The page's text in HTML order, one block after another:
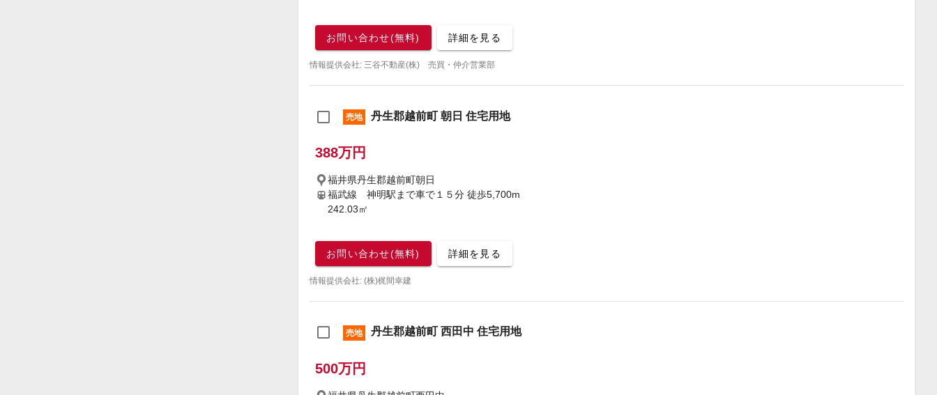
お問い合わせ(無料) 詳細を見る
情報提供会社: 三谷不動産(株) 売買・仲介営業部
売地 丹生郡越前町 朝日 住宅用地
388万円
福井県丹生郡越前町朝日
福武線 神明駅まで車で１５分 徒歩5,700m
242.03㎡
お問い合わせ(無料) 詳細を見る
情報提供会社: (株)梶間幸建
売地 丹生郡越前町 西田中 住宅用地
500万円